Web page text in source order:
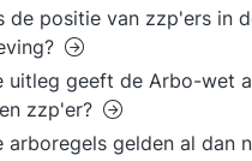
de positie van zzp'ers in
uitleg geeft de Arbo-wet
zzp'er?
arboregels gelden al dan